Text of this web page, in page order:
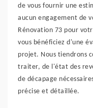
de vous fournir une
aucun engagement de
Rénovation 73 pour
vous bénéficiez d'une
projet. Nous tiendrons
traiter, de l'état des
de décapage
précise et détaillée.